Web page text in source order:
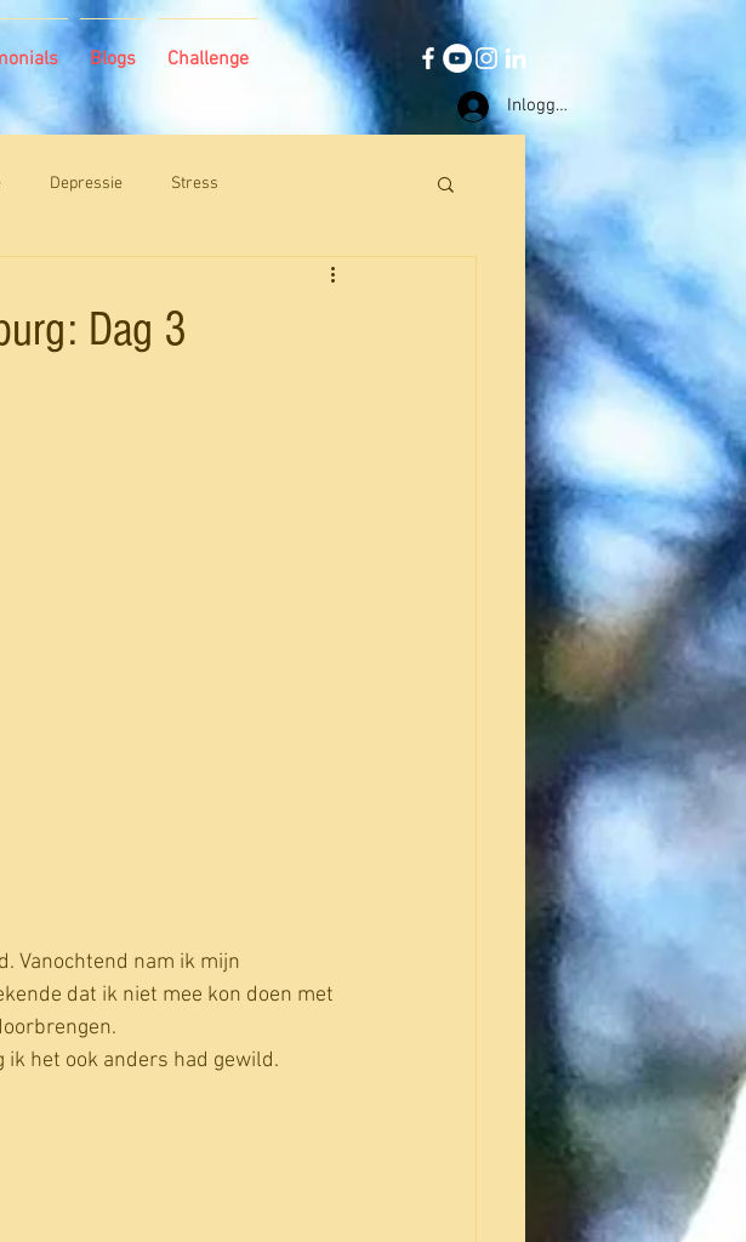
Blogs Challenge
Inloggen
Depressie Stress
Dag 3
Vanochtend nam ik mijn
dat ik niet mee kon doen met
ik het ook anders had gewild.